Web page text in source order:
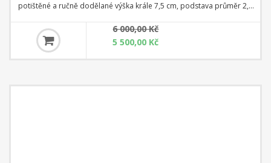
potištěné a ručně dodělané výška krále 7,5 cm, podstava průměr 2,5
rozměr 35 cm x 35 cm x 4 cm Čtverec: 3,5 cm
6 000,00 Kč
5 500,00 Kč